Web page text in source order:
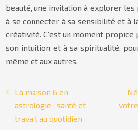
beauté, une invitation à explorer les
à se connecter à sa sensibilité et à
créativité. C’est un moment propice
son intuition et à sa spiritualité,
même et aux autres.
La maison 6 en
astrologie : santé et
travail au quotidien